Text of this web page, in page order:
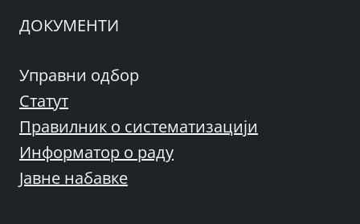
ДОКУМЕНТИ
Управни одбор
Статут
Правилник о систематизацији
Информатор о раду
Јавне набавке